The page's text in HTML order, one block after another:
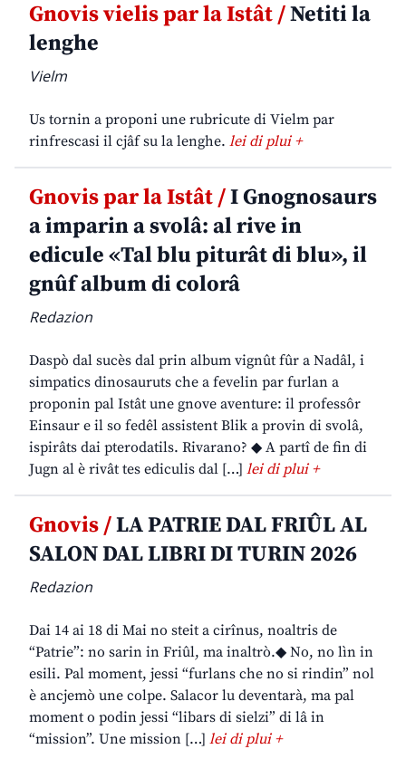
Gnovis vielis par la Istât /Netiti la
lenghe
Vielm
Us tornin a proponi une rubricute di Vielm par
rinfrescasi il cjâf su la lenghe. lei di plui +
Gnovis par la Istât /I Gnognosaurs
a imparin a svolâ: al rive in
edicule «Tal blu piturât di blu», il
gnûf album di colorâ
Redazion
Daspò dal sucès dal prin album vignût fûr a Nadâl, i
simpatics dinosauruts che a fevelin par furlan a
proponin pal Istât une gnove aventure: il professôr
Einsaur e il so fedêl assistent Blik a provin di svolâ,
ispirâts dai pterodatils. Rivarano? ◆ A partî de fin di
Jugn al è rivât tes ediculis dal […] lei di plui +
Gnovis /LA PATRIE DAL FRIÛL AL
SALON DAL LIBRI DI TURIN 2026
Redazion
Dai 14 ai 18 di Mai no steit a cirînus, noaltris de
“Patrie”: no sarin in Friûl, ma inaltrò.◆ No, no lìn in
esili. Pal moment, jessi “furlans che no si rindin” nol
è ancjemò une colpe. Salacor lu deventarà, ma pal
moment o podin jessi “libars di sielzi” di lâ in
“mission”. Une mission […] lei di plui +